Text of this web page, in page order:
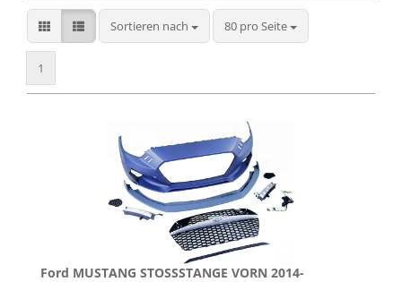
Sortieren nach
Sortieren nach 80 pro Seite
pro Seite
1
Ford MUSTANG STOSSSTANGE VORN 2014-